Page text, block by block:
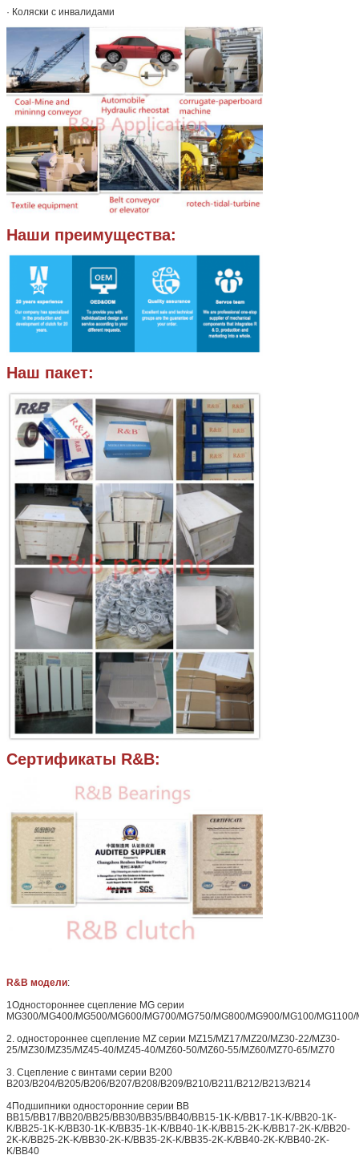
· Коляски с инвалидами
Наши преимущества:
Наш пакет:
Сертификаты R&B:
R&B модели:
1Одностороннее сцепление MG серии
MG300/MG400/MG500/MG600/MG700/MG750/MG800/MG900/MG100/
2. одностороннее сцепление MZ серии MZ15/MZ17/MZ20/MZ30-22/MZ30-
25/MZ30/MZ35/MZ45-40/MZ45-40/MZ60-50/MZ60-55/MZ60/MZ70-65/MZ70
3. Сцепление с винтами серии B200
B203/B204/B205/B206/B207/B208/B209/B210/B211/B212/B213/B214
4Подшипники односторонние серии BB
BB15/BB17/BB20/BB25/BB30/BB35/BB40/BB15-1K-K/BB17-1K-K/BB20-1K-
K/BB25-1K-K/BB30-1K-K/BB35-1K-K/BB40-1K-K/BB15-2K-K/BB17-2K-K/BB20-
2K-K/BB25-2K-K/BB30-2K-K/BB35-2K-K/BB35-2K-K/BB40-2K-K/BB40-2K-
K/BB40